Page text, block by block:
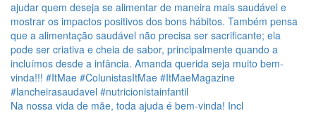
Na nossa vida de mãe, toda ajuda é bem-vinda! Incl